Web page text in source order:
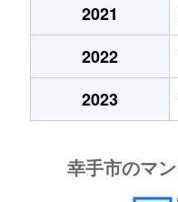
2021
2022
2023